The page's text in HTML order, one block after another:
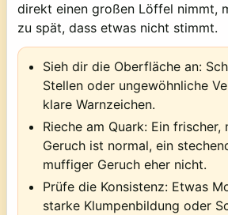
direkt einen großen Löffel nimmt,
zu spät, dass etwas nicht stimmt.
Sieh dir die Oberfläche an:
Stellen oder ungewöhnliche
klare Warnzeichen.
Rieche am Quark: Ein frischer,
Geruch ist normal, ein
muffiger Geruch eher nicht.
Prüfe die Konsistenz: Etwas
starke Klumpenbildung oder